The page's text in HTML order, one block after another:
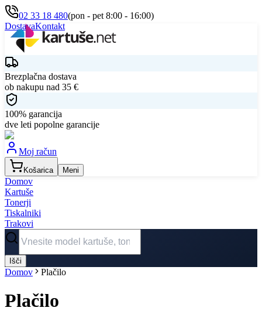
02 33 18 480(pon - pet 8:00 - 16:00)
DostavaKontakt
Brezplačna dostava
ob nakupu nad 35 €
100% garancija
dve leti popolne garancije
Moj račun
Košarica Meni
Domov
Kartuše
Tonerji
Tiskalniki
Trakovi
Išči
Domov Plačilo
Plačilo